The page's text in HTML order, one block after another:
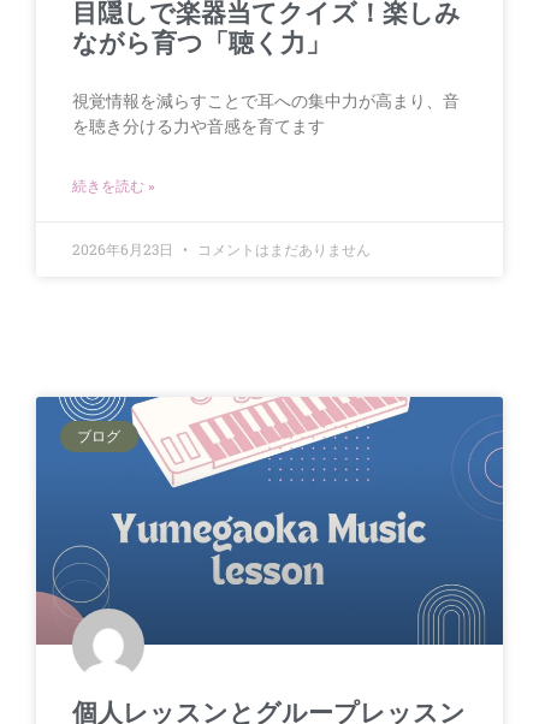
目隠しで楽器当てクイズ！楽しみ
ながら育つ「聴く力」
視覚情報を減らすことで耳への集中力が高まり、音
を聴き分ける力や音感を育てます
続きを読む »
2026年6月23日 コメントはまだありません
ブログ
個人レッスンとグループレッスン